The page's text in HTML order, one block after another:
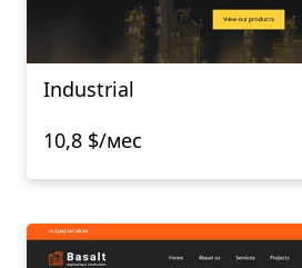
Industrial
10,8 $/мес